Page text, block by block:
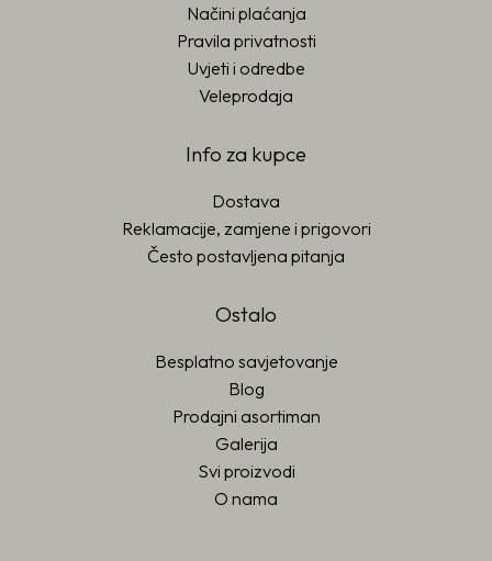
Načini plaćanja
Pravila privatnosti
Uvjeti i odredbe
Veleprodaja
Info za kupce
Dostava
Reklamacije, zamjene i prigovori
Često postavljena pitanja
Ostalo
Besplatno savjetovanje
Blog
Prodajni asortiman
Galerija
Svi proizvodi
O nama